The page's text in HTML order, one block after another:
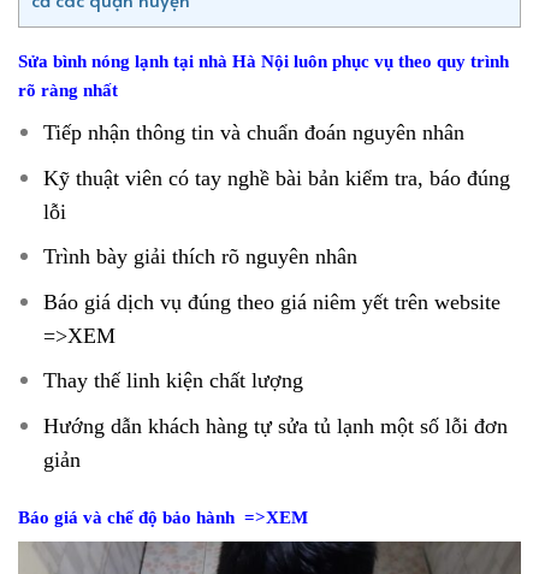
Sửa bình nóng lạnh tại nhà Hà Nội luôn phục vụ theo quy trình
rõ ràng nhất
Tiếp nhận thông tin và chuẩn đoán nguyên nhân
Kỹ thuật viên có tay nghề bài bản kiểm tra, báo đúng
lỗi
Trình bày giải thích rõ nguyên nhân
Báo giá dịch vụ đúng theo giá niêm yết trên website
=>XEM
Thay thế linh kiện chất lượng
Hướng dẫn khách hàng tự sửa tủ lạnh một số lỗi đơn
giản
Báo giá và chế độ bảo hành =>XEM